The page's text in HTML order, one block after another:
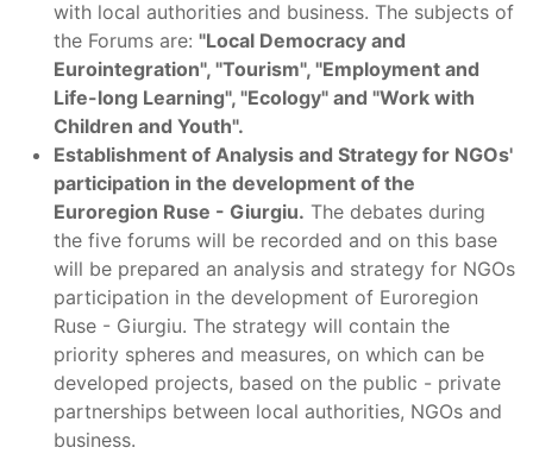
with local authorities and business. The subjects of
the Forums are: "Local Democracy and
Eurointegration", "Tourism", "Employment and
Life-long Learning", "Ecology" and "Work with
Children and Youth".
Establishment of Analysis and Strategy for NGOs'
participation in the development of the
Euroregion Ruse - Giurgiu. The debates during
the five forums will be recorded and on this base
will be prepared an analysis and strategy for NGOs
participation in the development of Euroregion
Ruse - Giurgiu. The strategy will contain the
priority spheres and measures, on which can be
developed projects, based on the public - private
partnerships between local authorities, NGOs and
business.